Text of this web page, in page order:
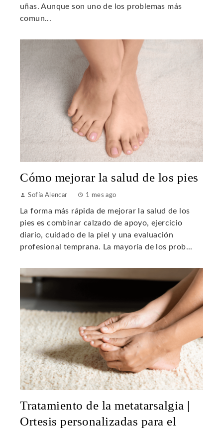
uñas. Aunque son uno de los problemas más
comun...
Cómo mejorar la salud de los pies
Sofía Alencar 1 mes ago
La forma más rápida de mejorar la salud de los
pies es combinar calzado de apoyo, ejercicio
diario, cuidado de la piel y una evaluación
profesional temprana. La mayoría de los prob...
Tratamiento de la metatarsalgia |
Ortesis personalizadas para el